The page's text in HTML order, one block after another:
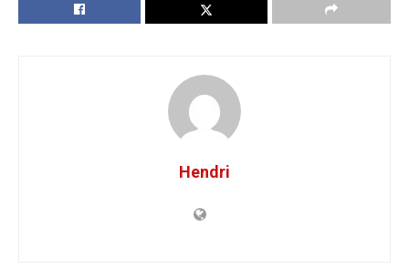
Hendri